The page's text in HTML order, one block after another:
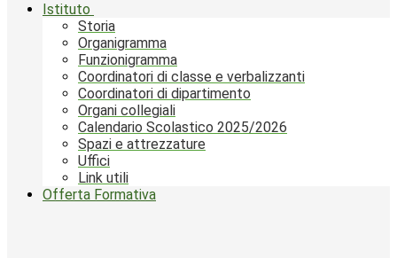
Istituto
Storia
Organigramma
Funzionigramma
Coordinatori di classe e verbalizzanti
Coordinatori di dipartimento
Organi collegiali
Calendario Scolastico 2025/2026
Spazi e attrezzature
Uffici
Link utili
Offerta Formativa